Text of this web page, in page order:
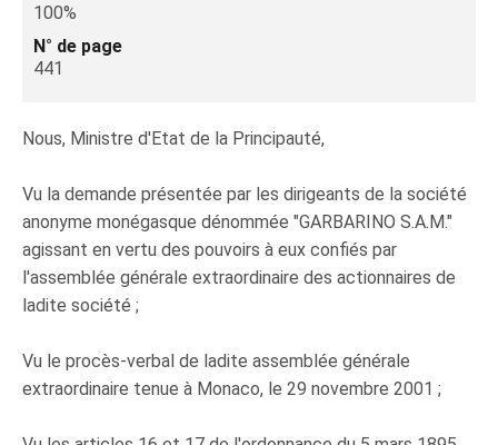
100%
N° de page
441
Nous, Ministre d'Etat de la Principauté,
Vu la demande présentée par les dirigeants de la société
anonyme monégasque dénommée "GARBARINO S.A.M."
agissant en vertu des pouvoirs à eux confiés par
l'assemblée générale extraordinaire des actionnaires de
ladite société ;
Vu le procès-verbal de ladite assemblée générale
extraordinaire tenue à Monaco, le 29 novembre 2001 ;